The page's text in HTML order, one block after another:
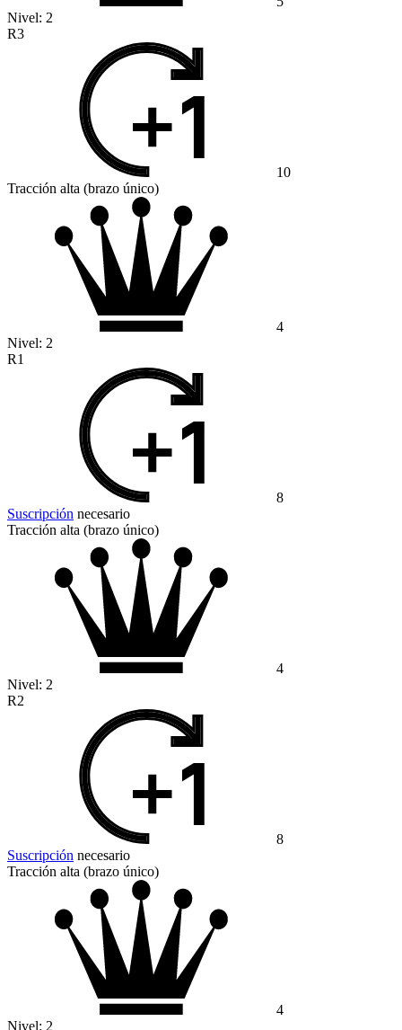
Nivel: 2
R3
10
Tracción alta (brazo único)
4
Nivel: 2
R1
8
Suscripción necesario
Tracción alta (brazo único)
4
Nivel: 2
R2
8
Suscripción necesario
Tracción alta (brazo único)
4
Nivel: 2